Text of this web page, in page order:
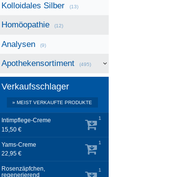
Kolloidales Silber (13)
Homöopathie (12)
Analysen (9)
Apothekensortiment (495)
Verkaufsschlager
» MEIST VERKAUFTE PRODUKTE
Intimpflege-Creme
15,50 €
1
Yams-Creme
22,95 €
1
Rosenzäpfchen,
regenerierend
1